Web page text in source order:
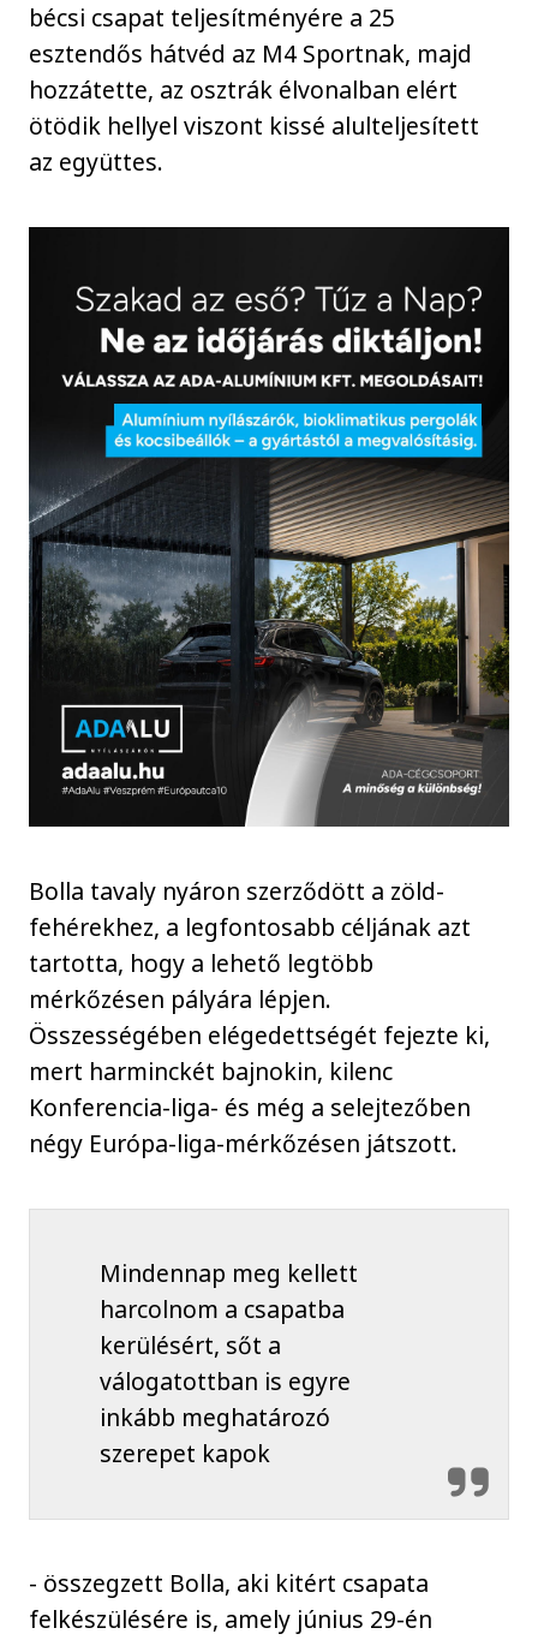
bécsi csapat teljesítményére a 25
esztendős hátvéd az M4 Sportnak, majd
hozzátette, az osztrák élvonalban elért
ötödik hellyel viszont kissé alulteljesített
az együttes.
Bolla tavaly nyáron szerződött a zöld-
fehérekhez, a legfontosabb céljának azt
tartotta, hogy a lehető legtöbb
mérkőzésen pályára lépjen.
Összességében elégedettségét fejezte ki,
mert harminckét bajnokin, kilenc
Konferencia-liga- és még a selejtezőben
négy Európa-liga-mérkőzésen játszott.
Mindennap meg kellett
harcolnom a csapatba
kerülésért, sőt a
válogatottban is egyre
inkább meghatározó
szerepet kapok
- összegzett Bolla, aki kitért csapata
felkészülésére is, amely június 29-én